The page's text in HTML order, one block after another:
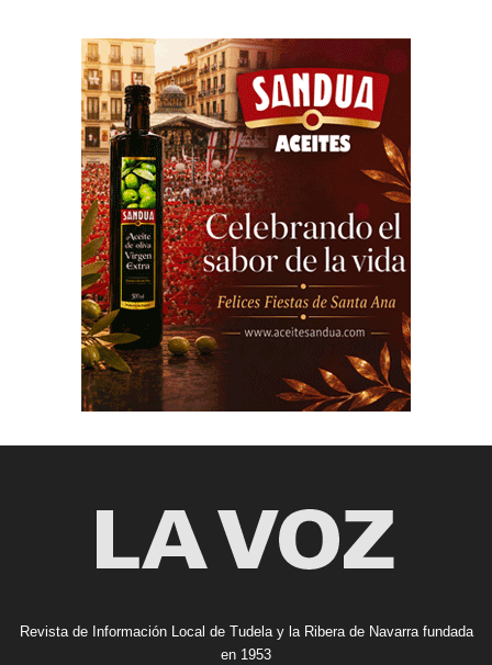
Revista de Información Local de Tudela y la Ribera de Navarra fundada
en 1953